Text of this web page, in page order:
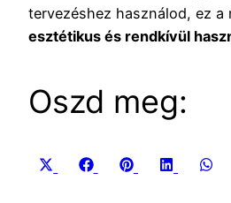
tervezéshez használod, ez a
esztétikus és rendkívül
Oszd meg:
Share
Share
Facebook
Share
PinterestShare
LinkedIn